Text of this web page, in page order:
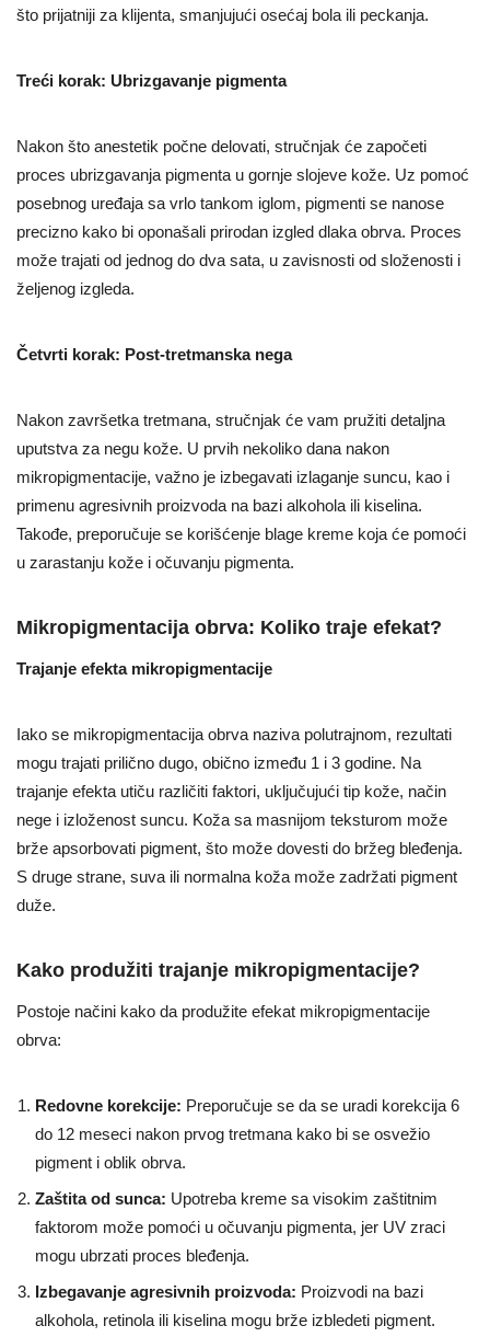
što prijatniji za klijenta, smanjujući osećaj bola ili peckanja.
Treći korak: Ubrizgavanje pigmenta
Nakon što anestetik počne delovati, stručnjak će započeti
proces ubrizgavanja pigmenta u gornje slojeve kože. Uz pomoć
posebnog uređaja sa vrlo tankom iglom, pigmenti se nanose
precizno kako bi oponašali prirodan izgled dlaka obrva. Proces
može trajati od jednog do dva sata, u zavisnosti od složenosti i
željenog izgleda.
Četvrti korak: Post-tretmanska nega
Nakon završetka tretmana, stručnjak će vam pružiti detaljna
uputstva za negu kože. U prvih nekoliko dana nakon
mikropigmentacije, važno je izbegavati izlaganje suncu, kao i
primenu agresivnih proizvoda na bazi alkohola ili kiselina.
Takođe, preporučuje se korišćenje blage kreme koja će pomoći
u zarastanju kože i očuvanju pigmenta.
Mikropigmentacija obrva: Koliko traje efekat?
Trajanje efekta mikropigmentacije
Iako se mikropigmentacija obrva naziva polutrajnom, rezultati
mogu trajati prilično dugo, obično između 1 i 3 godine. Na
trajanje efekta utiču različiti faktori, uključujući tip kože, način
nege i izloženost suncu. Koža sa masnijom teksturom može
brže apsorbovati pigment, što može dovesti do bržeg bleđenja.
S druge strane, suva ili normalna koža može zadržati pigment
duže.
Kako produžiti trajanje mikropigmentacije?
Postoje načini kako da produžite efekat mikropigmentacije
obrva:
Redovne korekcije: Preporučuje se da se uradi korekcija 6
do 12 meseci nakon prvog tretmana kako bi se osvežio
pigment i oblik obrva.
Zaštita od sunca: Upotreba kreme sa visokim zaštitnim
faktorom može pomoći u očuvanju pigmenta, jer UV zraci
mogu ubrzati proces bleđenja.
Izbegavanje agresivnih proizvoda: Proizvodi na bazi
alkohola, retinola ili kiselina mogu brže izbledeti pigment.